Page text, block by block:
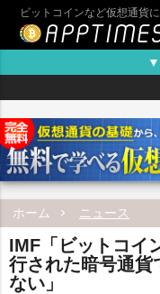
ビットコインなど仮想通貨
▼
ホーム ニュース
IMF「ビットコイ
行された暗号通貨
ない」